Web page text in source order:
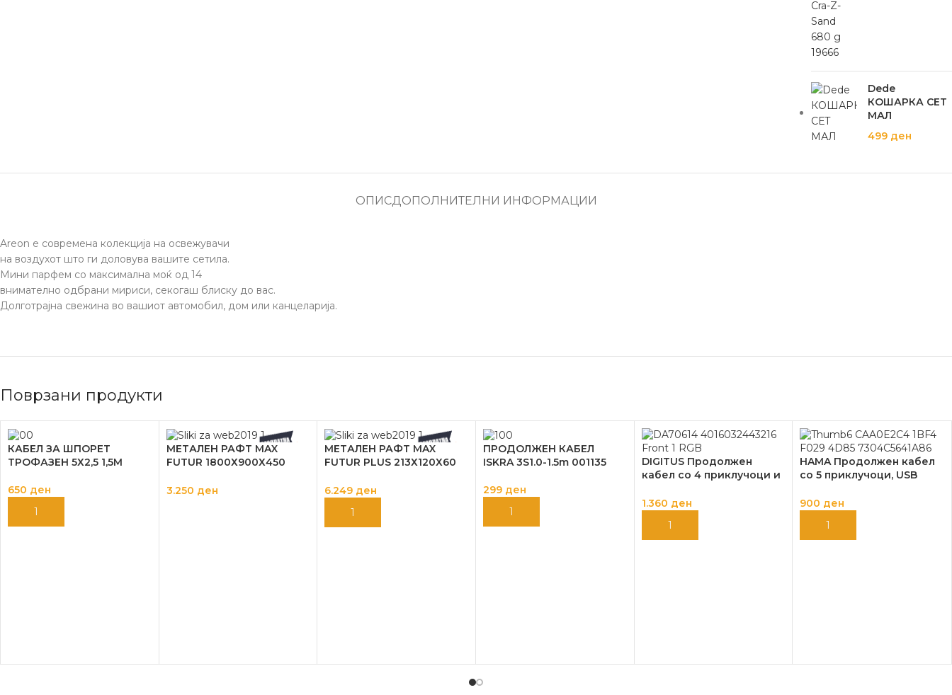
Dede
КОШАРКА СЕТ
МАЛ
499 ден
ОПИСДОПОЛНИТЕЛНИ ИНФОРМАЦИИ
Areon е современа колекција на освежувачи
на воздухот што ги доловува вашите сетила.
Мини парфем со максимална моќ од 14
внимателно одбрани мириси, секогаш блиску до вас.
Долготрајна свежина во вашиот автомобил, дом или канцеларија.
Поврзани продукти
КАБЕЛ ЗА ШПОРЕТ
ТРОФАЗЕН 5Х2,5 1,5М
650 ден
ДОДАЈ ВО КОШНИЦА
МЕТАЛЕН РАФТ MAX
FUTUR 1800Х900Х450
3.250 ден
МЕТАЛЕН РАФТ MAX
FUTUR PLUS 213Х120Х60
6.249 ден
ДОДАЈ ВО КОШНИЦА
ПРОДОЛЖЕН КАБЕЛ
ISKRA 3S1.0-1.5m 001135
299 ден
ДОДАЈ ВО КОШНИЦА
DIGITUS Продолжен
кабел со 4 приклучоци и
1.360 ден
ДОДАЈ ВО КОШНИЦА
HAMA Продолжен кабел
со 5 приклучоци, USB
900 ден
ДОДАЈ ВО КОШНИЦА